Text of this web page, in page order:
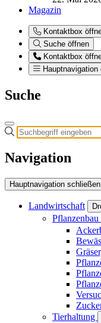
Magazin
Kontaktbox
Suche öffnen
Kontaktbox
Hauptnavigation
Suche
Navigation
Hauptnavigation schließen
Landwirtschaft
Pflanzenbau
Tierhaltung